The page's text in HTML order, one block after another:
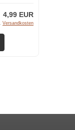
4,99 EUR
Versandkosten